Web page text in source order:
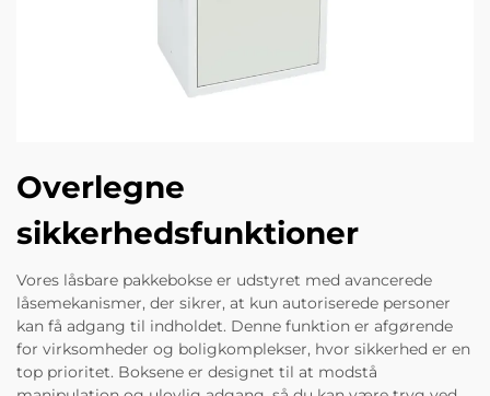
Overlegne
sikkerhedsfunktioner
Vores låsbare pakkebokse er udstyret med avancerede
låsemekanismer, der sikrer, at kun autoriserede personer
kan få adgang til indholdet. Denne funktion er afgørende
for virksomheder og boligkomplekser, hvor sikkerhed er en
top prioritet. Boksene er designet til at modstå